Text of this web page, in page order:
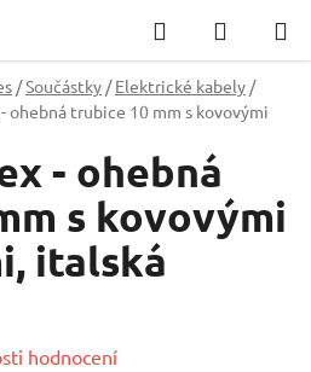
Hledat
KOŠÍK
/Součástky / Elektrické kabely /
ohebná trubice 10 mm s kovovými
- ohebná
s kovovými
italská
hodnocení